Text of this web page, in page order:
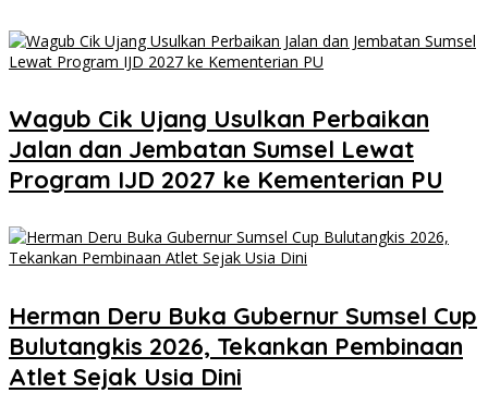
Wagub Cik Ujang Usulkan Perbaikan
Jalan dan Jembatan Sumsel Lewat
Program IJD 2027 ke Kementerian PU
Herman Deru Buka Gubernur Sumsel Cup
Bulutangkis 2026, Tekankan Pembinaan
Atlet Sejak Usia Dini